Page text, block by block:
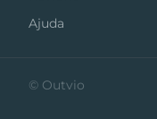
Ajuda
© Outvio